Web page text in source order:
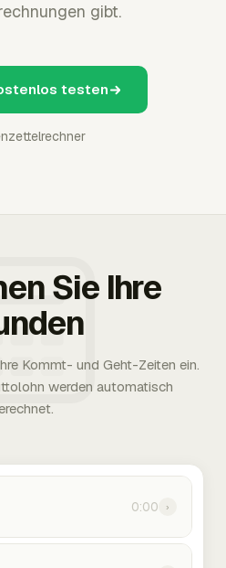
gibt.
testen
Sie Ihre
Kommt- und Geht-Zeiten ein.
werden automatisch
0:00 ›